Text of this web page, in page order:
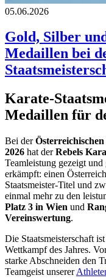
05.06.2026
Gold, Silber
Medaillen bei
Karate-
Medaillen für
Bei der
2026 hat derRebels
Teamleistung gezeigt
erkämpft: einen
Staatsmeister-Titel und
einmal mehr zu den
Platz 3 in Wien und
Vereinswertung.
Die Staatsmeisterschaft
Wettkampf des Jahres.
starke Abschneiden den
Teamgeist unserer